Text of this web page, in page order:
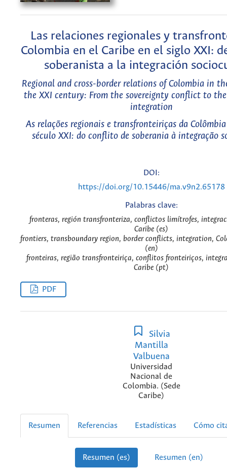
Las relaciones regionales y
Colombia en el Caribe en el siglo XXI:
soberanista a la integración
Regional and cross-border relations of Colombia in
the XXI century: From the sovereignty conflict to
integration
As relações regionais e transfronteiriças da
século XXI: do conflito de soberania à integração
DOI:
https://doi.org/10.15446/ma.v9n2.65178
Palabras clave:
fronteras, región transfronteriza, conflictos limítrofes,
Caribe (es)
frontiers, transboundary region, border conflicts, integration,
(en)
fronteiras, região transfronteiriça, conflitos fronteiriços,
Caribe (pt)
PDF
Silvia
Mantilla
Valbuena
Universidad
Nacional de
Colombia. (Sede
Caribe)
Resumen Referencias Estadísticas Cómo
Resumen (es) Resumen (en)